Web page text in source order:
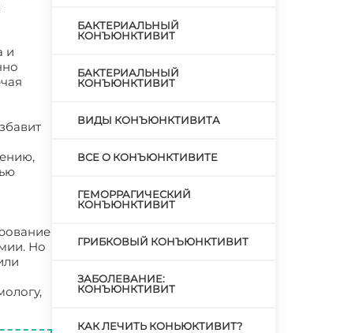
и
Но
БАКТЕРИАЛЬНЫЙ
КОНЪЮНКТИВИТ
БАКТЕРИАЛЬНЫЙ
КОНЪЮНКТИВИТ
ВИДЫ КОНЪЮНКТИВИТА
ВСЕ О КОНЪЮНКТИВИТЕ
ГЕМОРРАГИЧЕСКИЙ
КОНЪЮНКТИВИТ
ГРИБКОВЫЙ КОНЪЮНКТИВИТ
ЗАБОЛЕВАНИЕ:
КОНЪЮНКТИВИТ
КАК ЛЕЧИТЬ КОНЬЮКТИВИТ?